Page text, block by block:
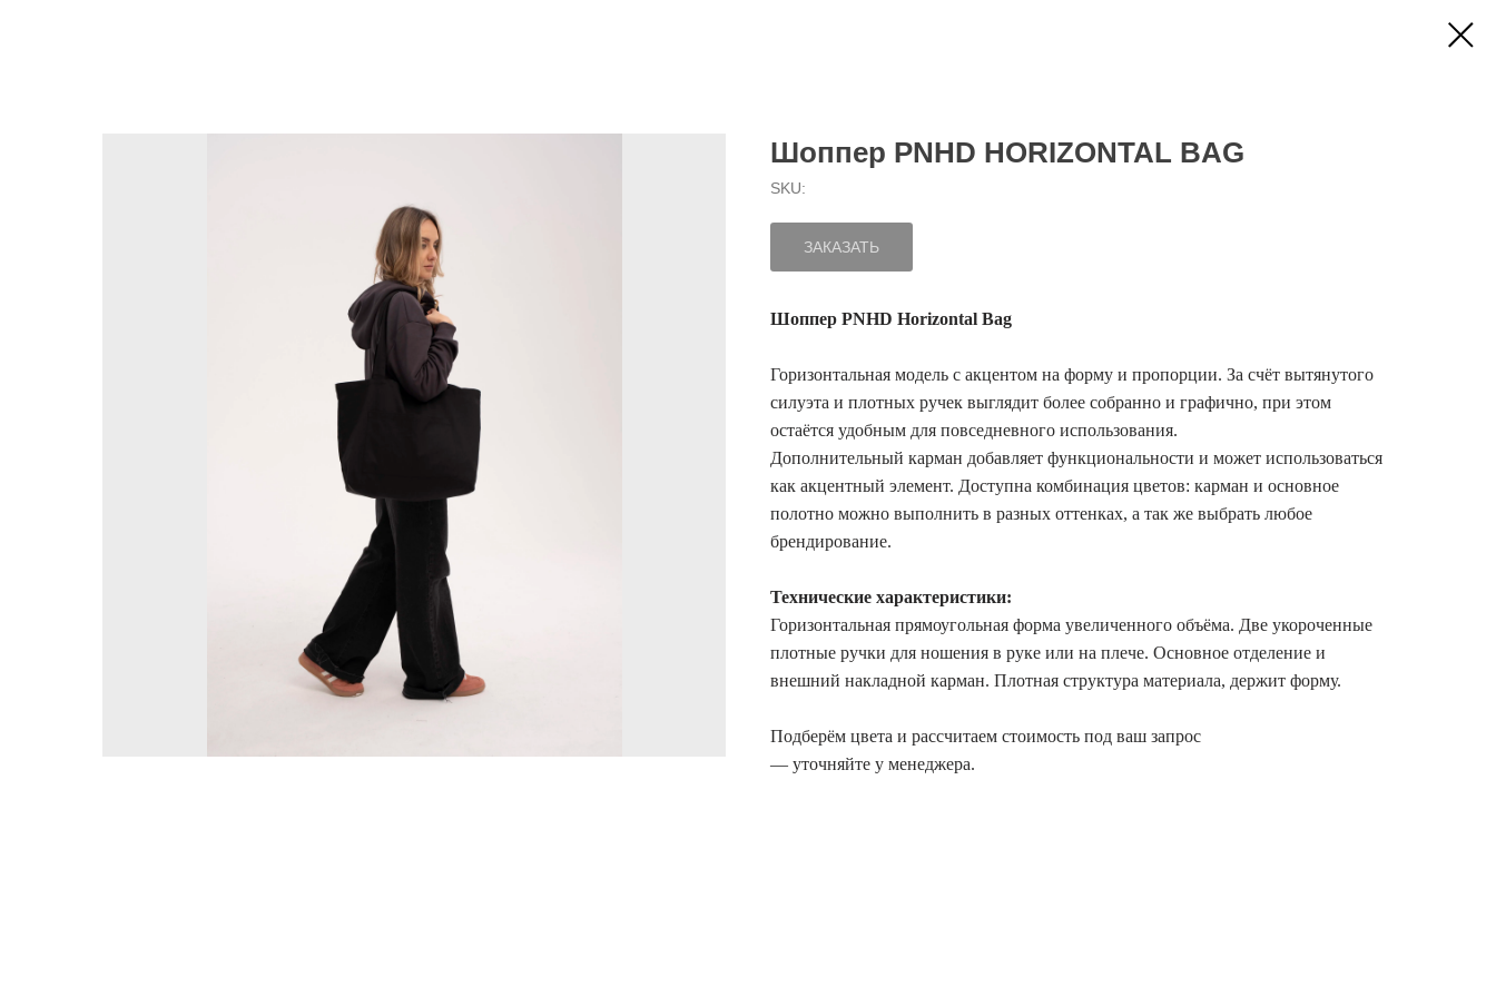
Шоппер PNHD HORIZONTAL BAG
SKU:
ЗАКАЗАТЬ
Шоппер PNHD Horizontal Bag
Горизонтальная модель с акцентом на форму и пропорции. За счёт вытянутого
силуэта и плотных ручек выглядит более собранно и графично, при этом
остаётся удобным для повседневного использования.
Дополнительный карман добавляет функциональности и может использоваться
как акцентный элемент. Доступна комбинация цветов: карман и основное
полотно можно выполнить в разных оттенках, а так же выбрать любое
брендирование.
Технические характеристики:
Горизонтальная прямоугольная форма увеличенного объёма. Две укороченные
плотные ручки для ношения в руке или на плече. Основное отделение и
внешний накладной карман. Плотная структура материала, держит форму.
Подберём цвета и рассчитаем стоимость под ваш запрос
— уточняйте у менеджера.